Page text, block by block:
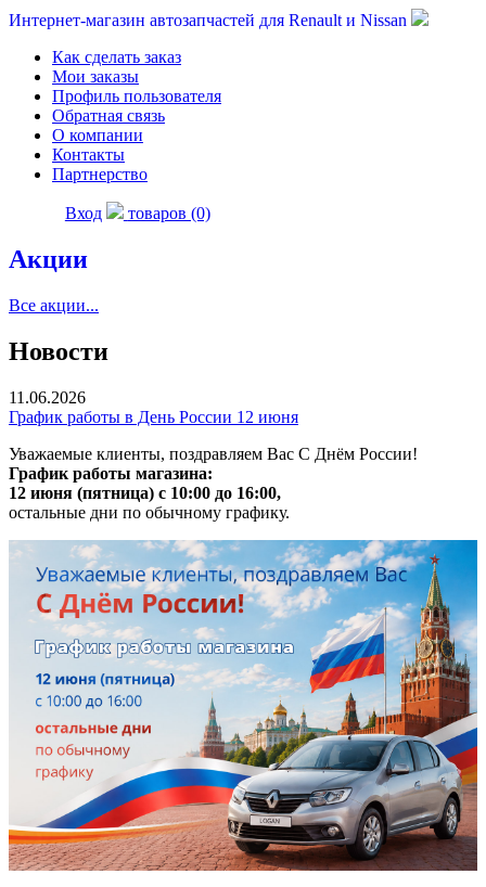
Интернет-магазин автозапчастей для Renault и Nissan
Как сделать заказ
Мои заказы
Профиль пользователя
Обратная связь
О компании
Контакты
Партнерство
Вход товаров (0)
Акции
Все акции...
Новости
11.06.2026
График работы в День России 12 июня
Уважаемые клиенты, поздравляем Вас С Днём России!
График работы магазина:
12 июня (пятница) с 10:00 до 16:00,
остальные дни по обычному графику.